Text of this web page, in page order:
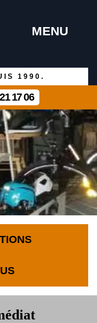
MENU
1990.
17 06